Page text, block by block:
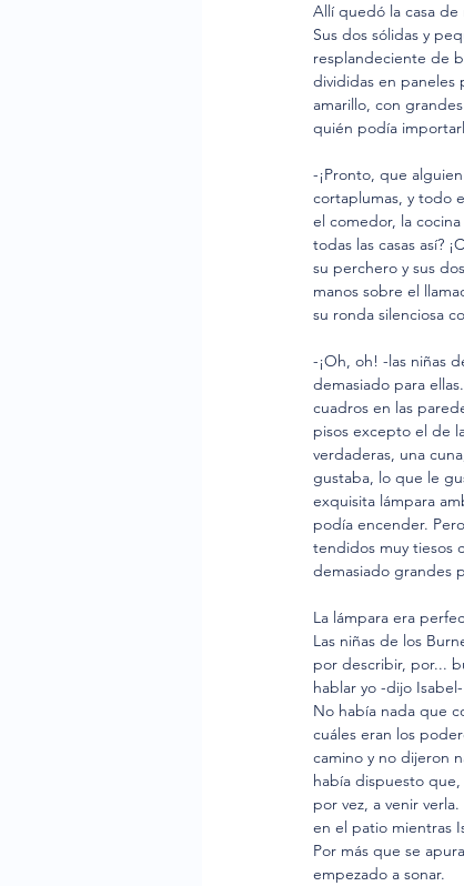
Allí quedó la casa
Sus dos sólidas y
resplandeciente de
divididas en
amarillo, con
quién podía
-¡Pronto, que
cortaplumas, y todo
el comedor, la
todas las casas así?
su perchero y sus
manos sobre el
su ronda silenciosa
-¡Oh, oh! -las niñas
demasiado para
cuadros en las
pisos excepto el de
verdaderas, una
gustaba, lo que le
exquisita lámpara
podía encender.
tendidos muy tiesos
demasiado grandes
La lámpara era
Las niñas de los
por describir, por...
hablar yo -dijo
No había nada que
cuáles eran los
camino y no dijeron
había dispuesto
por vez, a venir
en el patio mientras
Por más que se
empezado a sonar.